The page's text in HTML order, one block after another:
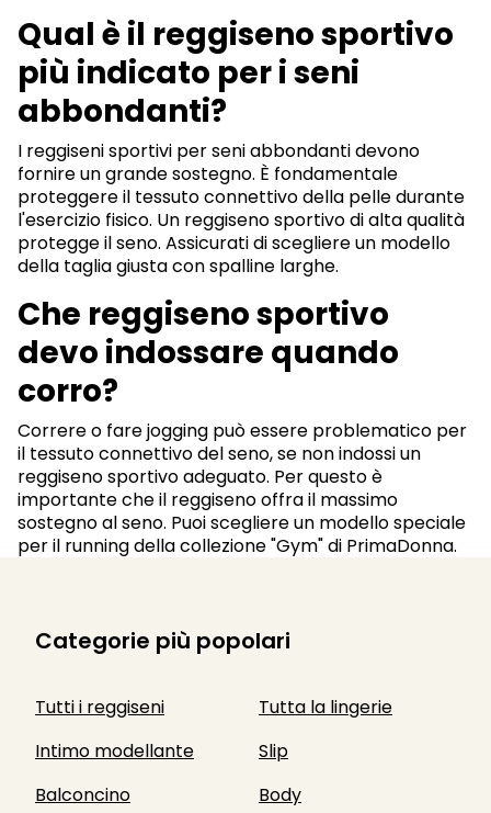
Qual è il reggiseno sportivo
più indicato per i seni
abbondanti?
I reggiseni sportivi per seni abbondanti devono
fornire un grande sostegno. È fondamentale
proteggere il tessuto connettivo della pelle durante
l'esercizio fisico. Un reggiseno sportivo di alta qualità
protegge il seno. Assicurati di scegliere un modello
della taglia giusta con spalline larghe.
Che reggiseno sportivo
devo indossare quando
corro?
Correre o fare jogging può essere problematico per
il tessuto connettivo del seno, se non indossi un
reggiseno sportivo adeguato. Per questo è
importante che il reggiseno offra il massimo
sostegno al seno. Puoi scegliere un modello speciale
per il running della collezione "Gym" di PrimaDonna.
Categorie più popolari
Tutti i reggiseni
Tutta la lingerie
Intimo modellante
Slip
Balconcino
Body